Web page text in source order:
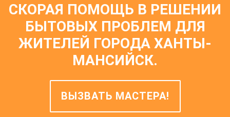
СКОРАЯ ПОМОЩЬ В РЕШЕНИИ
БЫТОВЫХ ПРОБЛЕМ ДЛЯ
ЖИТЕЛЕЙ ГОРОДА ХАНТЫ-
МАНСИЙСК.
ВЫЗВАТЬ МАСТЕРА!